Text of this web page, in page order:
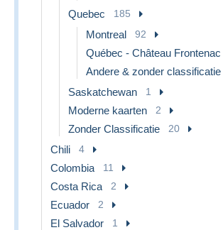
Quebec 185
Montreal 92
Québec - Château Frontenac
Andere & zonder classificatie
Saskatchewan 1
Moderne kaarten 2
Zonder Classificatie 20
Chili 4
Colombia 11
Costa Rica 2
Ecuador 2
El Salvador 1